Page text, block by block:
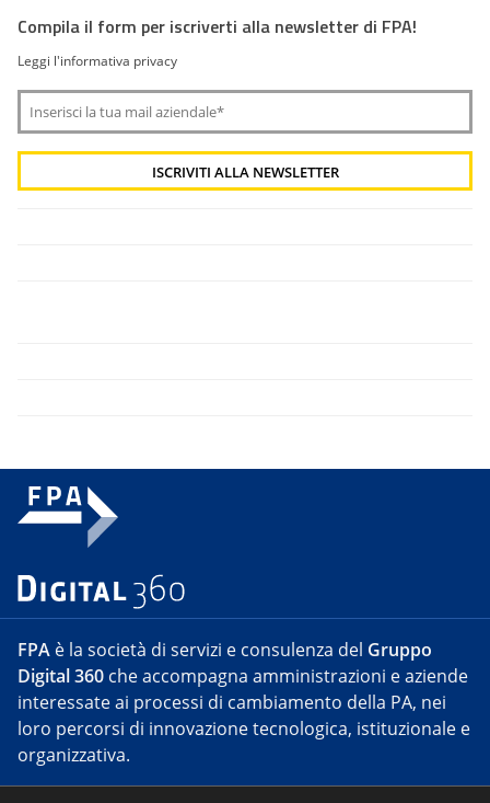
Compila il form per iscriverti alla newsletter di FPA!
Leggi l'informativa privacy
FPA è la società di servizi e consulenza del Gruppo
Digital 360 che accompagna amministrazioni e aziende
interessate ai processi di cambiamento della PA, nei
loro percorsi di innovazione tecnologica, istituzionale e
organizzativa.